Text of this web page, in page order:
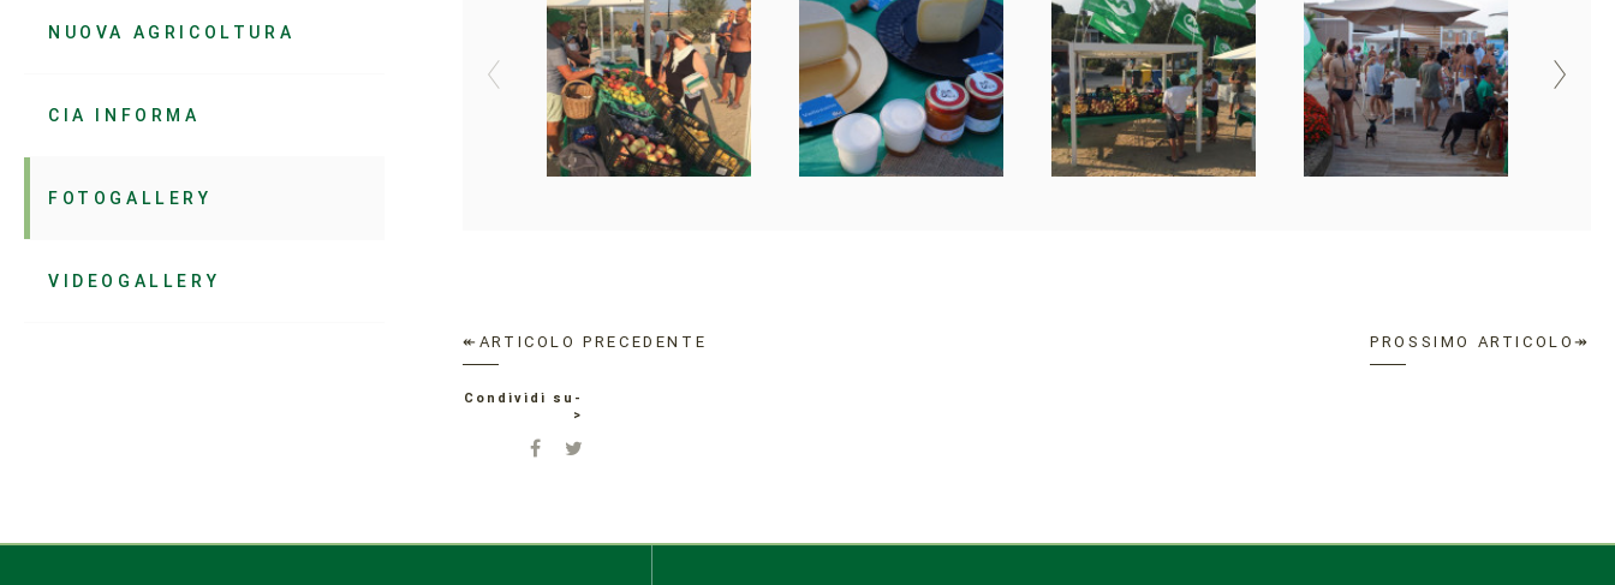
NUOVA AGRICOLTURA
CIA INFORMA
FOTOGALLERY
VIDEOGALLERY
↞ARTICOLO PRECEDENTE PROSSIMO ARTICOLO↠
Condividi su-
>